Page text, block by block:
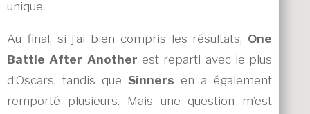
unique.
Au final, si j’ai bien compris les résultats, One
Battle After Another est reparti avec le plus
d’Oscars, tandis queSinners en a également
remporté plusieurs. Mais une question m’est